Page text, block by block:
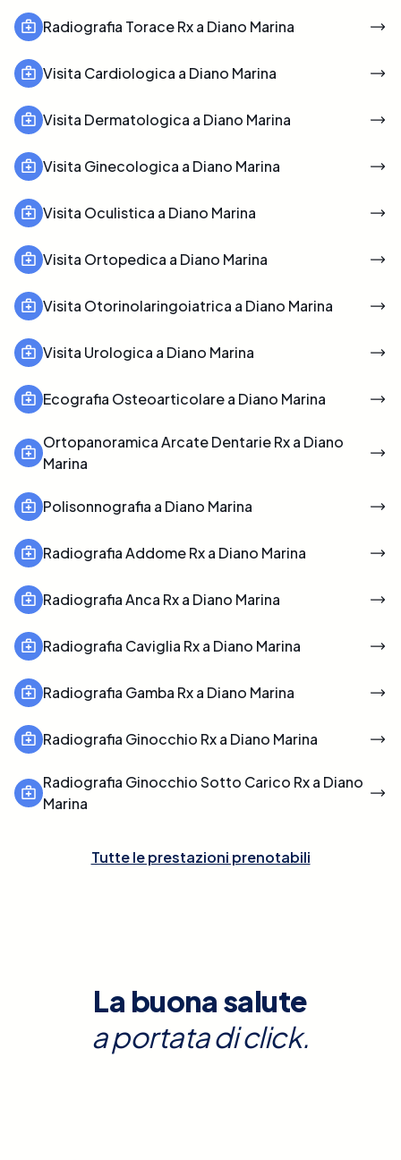
Radiografia Torace Rx a Diano Marina
Visita Cardiologica a Diano Marina
Visita Dermatologica a Diano Marina
Visita Ginecologica a Diano Marina
Visita Oculistica a Diano Marina
Visita Ortopedica a Diano Marina
Visita Otorinolaringoiatrica a Diano Marina
Visita Urologica a Diano Marina
Ecografia Osteoarticolare a Diano Marina
Ortopanoramica Arcate Dentarie Rx a Diano
Marina
Polisonnografia a Diano Marina
Radiografia Addome Rx a Diano Marina
Radiografia Anca Rx a Diano Marina
Radiografia Caviglia Rx a Diano Marina
Radiografia Gamba Rx a Diano Marina
Radiografia Ginocchio Rx a Diano Marina
Radiografia Ginocchio Sotto Carico Rx a Diano
Marina
Tutte le prestazioni prenotabili
La buona salute
a portata di click.